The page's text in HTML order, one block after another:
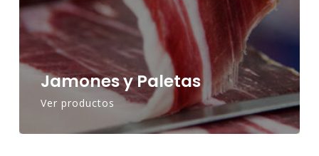
Jamones y Paletas
Ver productos